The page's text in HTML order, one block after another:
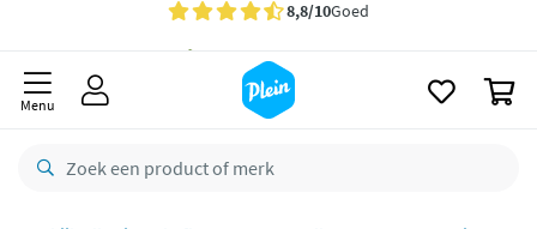
Gratisbezorging vanaf 35,- *
besteld,
retourneren
Menu